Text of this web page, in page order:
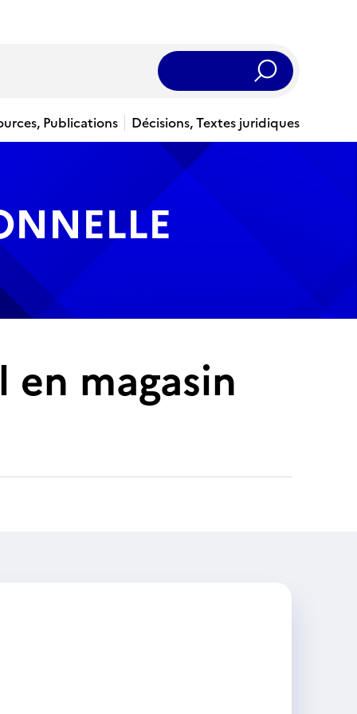
Rechercher
Publications
Décisions, Textes juridiques
magasin